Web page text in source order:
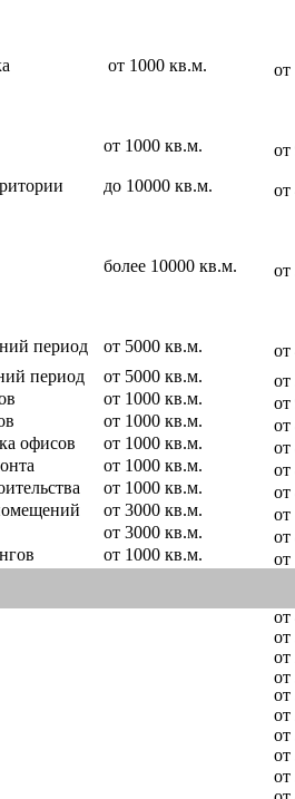
от 1000 кв.м.
от 1000 кв.м.
до 10000 кв.м.
более 10000 кв.м.
период от 5000 кв.м.
период от 5000 кв.м.
от 1000 кв.м.
от 1000 кв.м.
офисов от 1000 кв.м.
от 1000 кв.м.
от 1000 кв.м.
от 3000 кв.м.
от 3000 кв.м.
от 1000 кв.м.
от
от
от
от
от
от
от
от
от